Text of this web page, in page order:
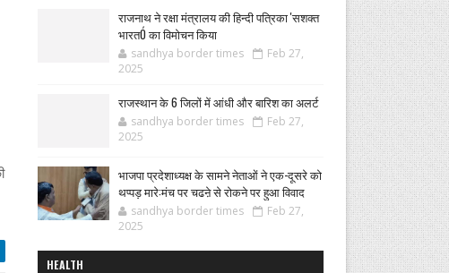
राजनाथ ने रक्षा मंत्रालय की हिन्दी पत्रिका 'सशक्त
भारतÓ का विमोचन किया
sandhya border times
Feb 27,
2025
राजस्थान के 6 जिलों में आंधी और बारिश का अलर्ट
sandhya border times
Feb 27,
2025
भाजपा प्रदेशाध्यक्ष के सामने नेताओं ने एक-दूसरे को
थप्पड़ मारे:मंच पर चढऩे से रोकने पर हुआ विवाद
sandhya border times
Feb 27,
2025
HEALTH